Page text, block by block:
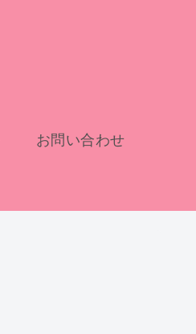
お問い合わせ